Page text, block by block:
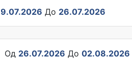
До 26.07.2026
Од 26.07.2026 До 02.08.2026